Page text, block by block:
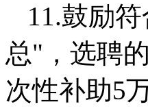
11.鼓励
总"，选聘
次性补助5